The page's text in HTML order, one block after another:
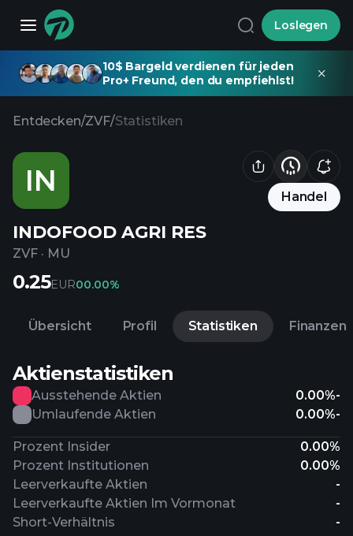
Loslegen
10$ Bargeld verdienen für jeden
Pro+ Freund, den du empfiehlst!
Entdecken/ZVF/Statistiken
IN Handel
INDOFOOD AGRI RES
ZVF · MU
0.25EUR00.00%
Übersicht Profil Statistiken Finanzen
Aktienstatistiken
Ausstehende Aktien 0.00%-
Umlaufende Aktien
0.00%-
Prozent Insider
0.00%
Prozent Institutionen
0.00%
Leerverkaufte Aktien
-
Leerverkaufte Aktien Im Vormonat
-
Short-Verhältnis
-